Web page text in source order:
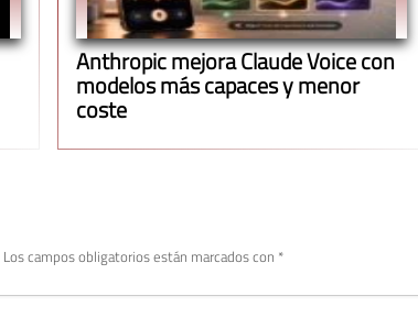
Anthropic mejora Claude Voice con
modelos más capaces y menor
coste
Los campos obligatorios están marcados con *